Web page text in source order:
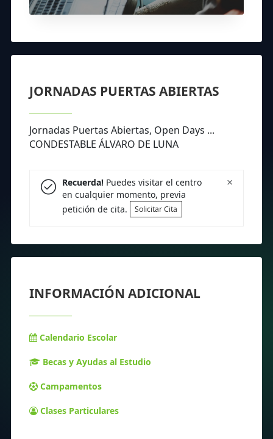
JORNADAS PUERTAS ABIERTAS
Jornadas Puertas Abiertas, Open Days ...
CONDESTABLE ÁLVARO DE LUNA
×
Recuerda!Puedes visitar el centro
en cualquier momento, previa
petición de cita.
Solicitar Cita
INFORMACIÓN ADICIONAL
Calendario Escolar
Becas y Ayudas al Estudio
Campamentos
Clases Particulares